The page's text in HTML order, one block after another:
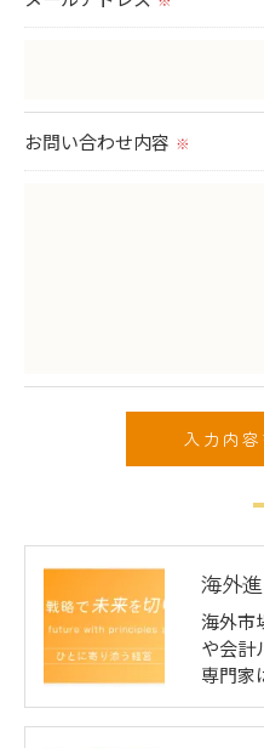
当社では、個人情報の漏
必要な情報を頂けない場
止の手続を定めさせて頂
個人情報の開示･訂正･削
お問い合わせ内容 ※
海外
海外市
や会計
専門家